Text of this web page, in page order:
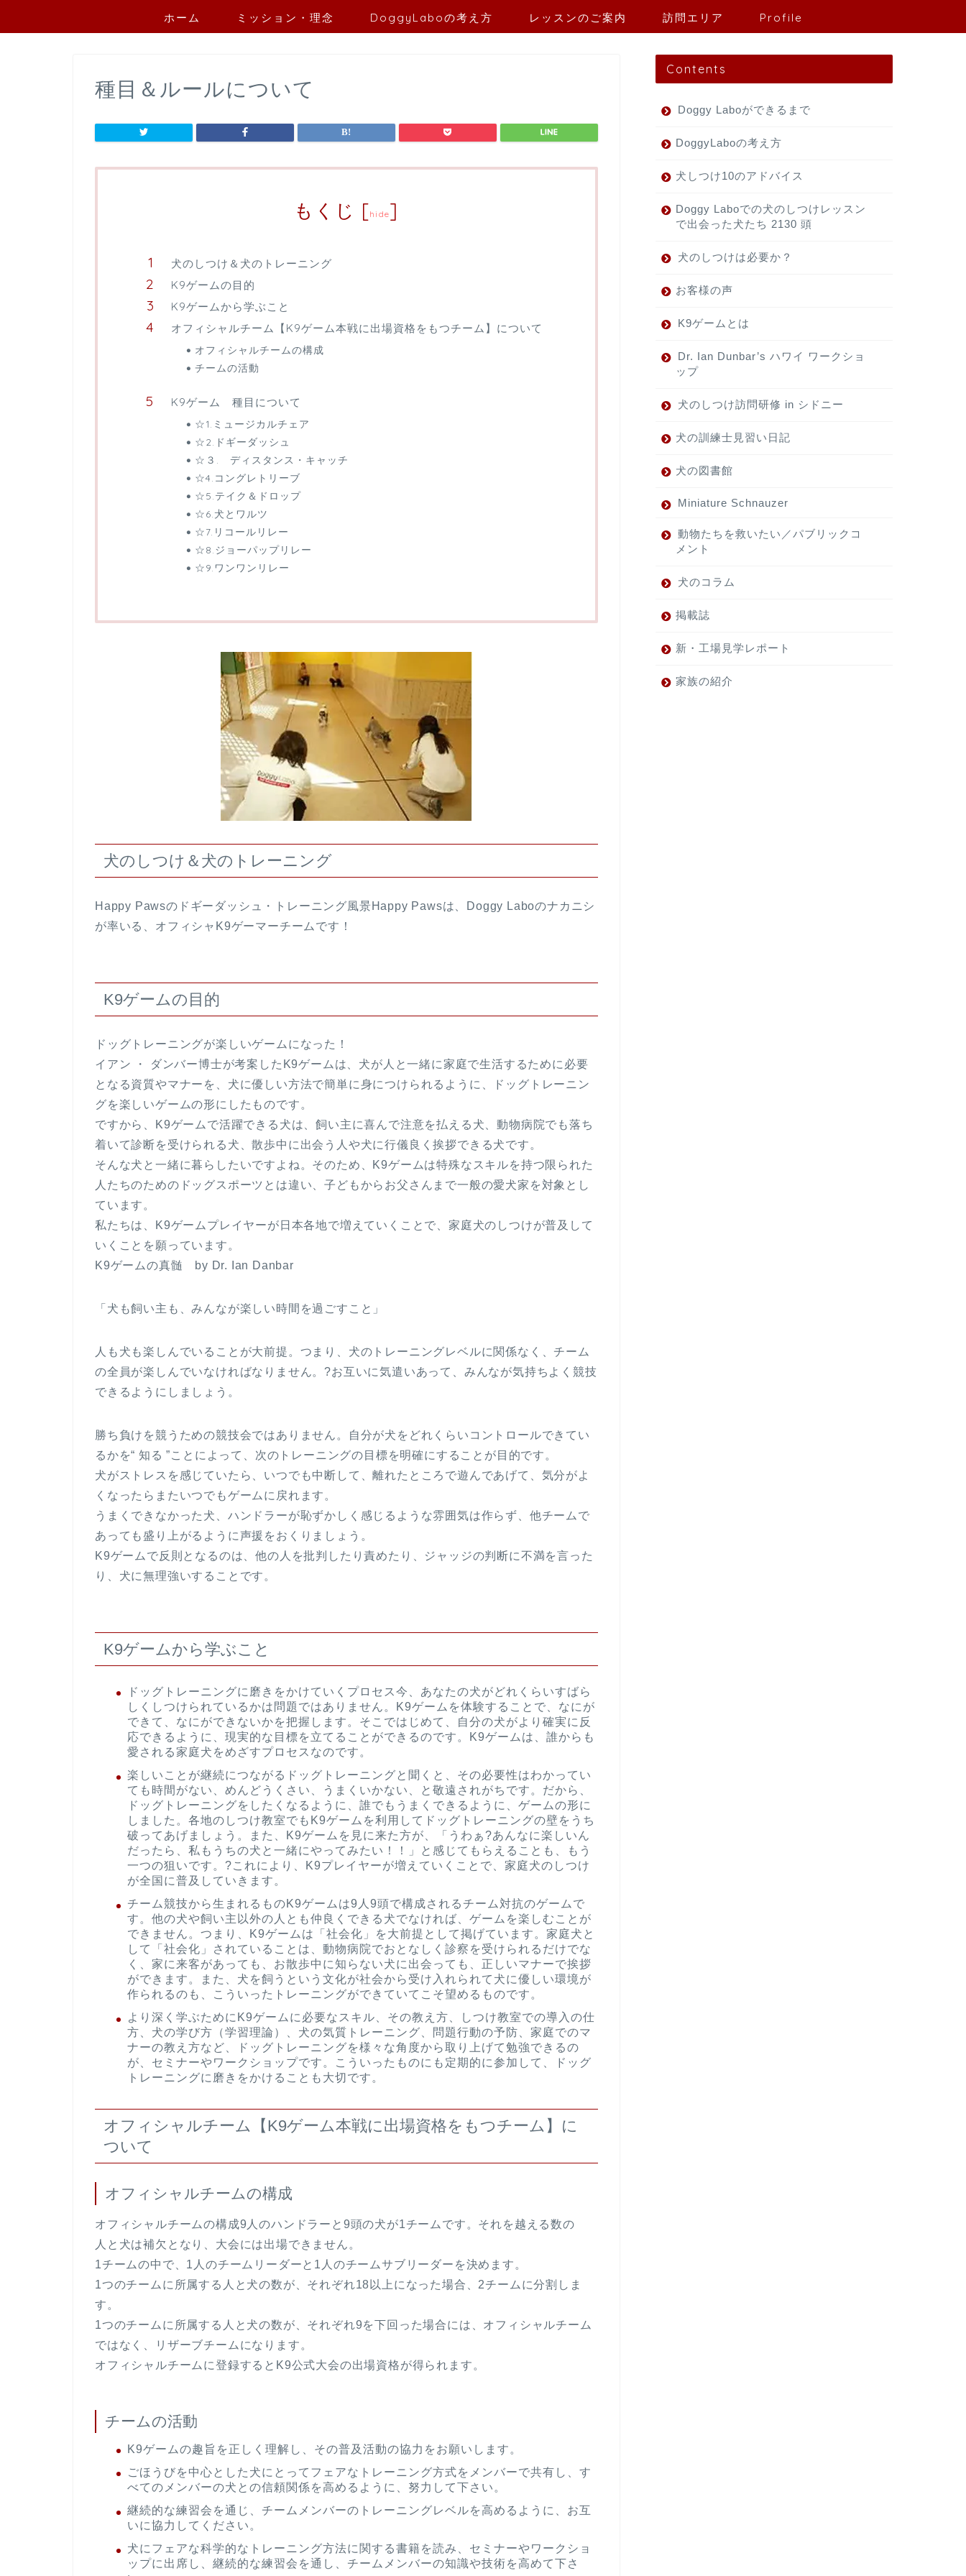
ホーム ミッション・理念 DoggyLaboの考え方 レッスンのご案内 訪問エリア Profile
種目＆ルールについて
もくじ [hide]
犬のしつけ＆犬のトレーニング
K9ゲームの目的
K9ゲームから学ぶこと
オフィシャルチーム【K9ゲーム本戦に出場資格をもつチーム】について
オフィシャルチームの構成
チームの活動
K9ゲーム 種目について
☆1.ミュージカルチェア
☆2.ドギーダッシュ
☆３. ディスタンス・キャッチ
☆4.コングレトリーブ
☆5.テイク＆ドロップ
☆6.犬とワルツ
☆7.リコールリレー
☆8.ジョーパップリレー
☆9.ワンワンリレー
犬のしつけ＆犬のトレーニング
Happy Pawsのドギーダッシュ・トレーニング風景Happy Pawsは、Doggy Laboのナカニシ
が率いる、オフィシャK9ゲーマーチームです！
K9ゲームの目的
ドッグトレーニングが楽しいゲームになった！
イアン ・ ダンバー博士が考案したK9ゲームは、犬が人と一緒に家庭で生活するために必要
となる資質やマナーを、犬に優しい方法で簡単に身につけられるように、ドッグトレーニン
グを楽しいゲームの形にしたものです。
ですから、K9ゲームで活躍できる犬は、飼い主に喜んで注意を払える犬、動物病院でも落ち
着いて診断を受けられる犬、散歩中に出会う人や犬に行儀良く挨拶できる犬です。
そんな犬と一緒に暮らしたいですよね。そのため、K9ゲームは特殊なスキルを持つ限られた
人たちのためのドッグスポーツとは違い、子どもからお父さんまで一般の愛犬家を対象とし
ています。
私たちは、K9ゲームプレイヤーが日本各地で増えていくことで、家庭犬のしつけが普及して
いくことを願っています。
K9ゲームの真髄 by Dr. Ian Danbar
「犬も飼い主も、みんなが楽しい時間を過ごすこと」
人も犬も楽しんでいることが大前提。つまり、犬のトレーニングレベルに関係なく、チーム
の全員が楽しんでいなければなりません。?お互いに気遣いあって、みんなが気持ちよく競技
できるようにしましょう。
勝ち負けを競うための競技会ではありません。自分が犬をどれくらいコントロールできてい
るかを“ 知る ”ことによって、次のトレーニングの目標を明確にすることが目的です。
犬がストレスを感じていたら、いつでも中断して、離れたところで遊んであげて、気分がよ
くなったらまたいつでもゲームに戻れます。
うまくできなかった犬、ハンドラーが恥ずかしく感じるような雰囲気は作らず、他チームで
あっても盛り上がるように声援をおくりましょう。
K9ゲームで反則となるのは、他の人を批判したり責めたり、ジャッジの判断に不満を言った
り、犬に無理強いすることです。
K9ゲームから学ぶこと
ドッグトレーニングに磨きをかけていくプロセス今、あなたの犬がどれくらいすばら
しくしつけられているかは問題ではありません。K9ゲームを体験することで、なにが
できて、なにができないかを把握します。そこではじめて、自分の犬がより確実に反
応できるように、現実的な目標を立てることができるのです。K9ゲームは、誰からも
愛される家庭犬をめざすプロセスなのです。
楽しいことが継続につながるドッグトレーニングと聞くと、その必要性はわかってい
ても時間がない、めんどうくさい、うまくいかない、と敬遠されがちです。だから、
ドッグトレーニングをしたくなるように、誰でもうまくできるように、ゲームの形に
しました。各地のしつけ教室でもK9ゲームを利用してドッグトレーニングの壁をうち
破ってあげましょう。また、K9ゲームを見に来た方が、「うわぁ?あんなに楽しいん
だったら、私もうちの犬と一緒にやってみたい！！」と感じてもらえることも、もう
一つの狙いです。?これにより、K9プレイヤーが増えていくことで、家庭犬のしつけ
が全国に普及していきます。
チーム競技から生まれるものK9ゲームは9人9頭で構成されるチーム対抗のゲームで
す。他の犬や飼い主以外の人とも仲良くできる犬でなければ、ゲームを楽しむことが
できません。つまり、K9ゲームは「社会化」を大前提として掲げています。家庭犬と
して「社会化」されていることは、動物病院でおとなしく診察を受けられるだけでな
く、家に来客があっても、お散歩中に知らない犬に出会っても、正しいマナーで挨拶
ができます。また、犬を飼うという文化が社会から受け入れられて犬に優しい環境が
作られるのも、こういったトレーニングができていてこそ望めるものです。
より深く学ぶためにK9ゲームに必要なスキル、その教え方、しつけ教室での導入の仕
方、犬の学び方（学習理論）、犬の気質トレーニング、問題行動の予防、家庭でのマ
ナーの教え方など、ドッグトレーニングを様々な角度から取り上げて勉強できるの
が、セミナーやワークショップです。こういったものにも定期的に参加して、ドッグ
トレーニングに磨きをかけることも大切です。
オフィシャルチーム【K9ゲーム本戦に出場資格をもつチーム】に
ついて
オフィシャルチームの構成
オフィシャルチームの構成9人のハンドラーと9頭の犬が1チームです。それを越える数の
人と犬は補欠となり、大会には出場できません。
1チームの中で、1人のチームリーダーと1人のチームサブリーダーを決めます。
1つのチームに所属する人と犬の数が、それぞれ18以上になった場合、2チームに分割しま
す。
1つのチームに所属する人と犬の数が、それぞれ9を下回った場合には、オフィシャルチーム
ではなく、リザーブチームになります。
オフィシャルチームに登録するとK9公式大会の出場資格が得られます。
チームの活動
K9ゲームの趣旨を正しく理解し、その普及活動の協力をお願いします。
ごほうびを中心とした犬にとってフェアなトレーニング方式をメンバーで共有し、す
べてのメンバーの犬との信頼関係を高めるように、努力して下さい。
継続的な練習会を通じ、チームメンバーのトレーニングレベルを高めるように、お互
いに協力してください。
犬にフェアな科学的なトレーニング方法に関する書籍を読み、セミナーやワークショ
ップに出席し、継続的な練習会を通し、チームメンバーの知識や技術を高めて下さ
Contents
Doggy Laboができるまで
DoggyLaboの考え方
犬しつけ10のアドバイス
Doggy Laboでの犬のしつけレッスン
で出会った犬たち 2130 頭
犬のしつけは必要か？
お客様の声
K9ゲームとは
Dr. Ian Dunbar’s ハワイ ワークショ
ップ
犬のしつけ訪問研修 in シドニー
犬の訓練士見習い日記
犬の図書館
Miniature Schnauzer
動物たちを救いたい／パブリックコ
メント
犬のコラム
掲載誌
新・工場見学レポート
家族の紹介